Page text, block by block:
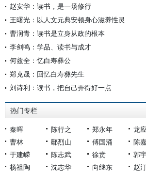
赵安华：读书，是一场修行
王曙光：以人文元典安顿身心滋养性灵
曹润青：读书是立身从政的根本
李剑鸣：学品、读书与成才
何兹全：忆白寿彝公
郑克晟：回忆白寿彝先生
刘诗利：读书，把自己弄得好一点
热门专栏
秦晖 陈行之 郑永年 龙
曹林
鄢烈山 傅国涌 陈
于建嵘
陈志武 徐贲 郭
杨祖陶
沈志华 向继东 赵